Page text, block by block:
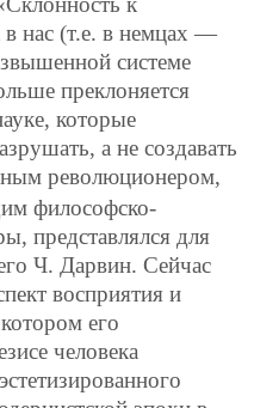
в нас (т.е. в немцах —
системе
преклоняется
которые
а не создавать
революционером,
философско-
представлялся для
Ч. Дарвин. Сейчас
восприятия и
его
человека